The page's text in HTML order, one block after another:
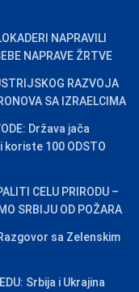
NAPRAVILI
NAPRAVE ŽRTVE
RAZVOJA
SA IZRAELCIMA
Država jača
100 ODSTO
CELU PRIRODU –
SRBIJU OD POŽARA
Razgovor sa Zelenskim
Srbija i Ukrajina